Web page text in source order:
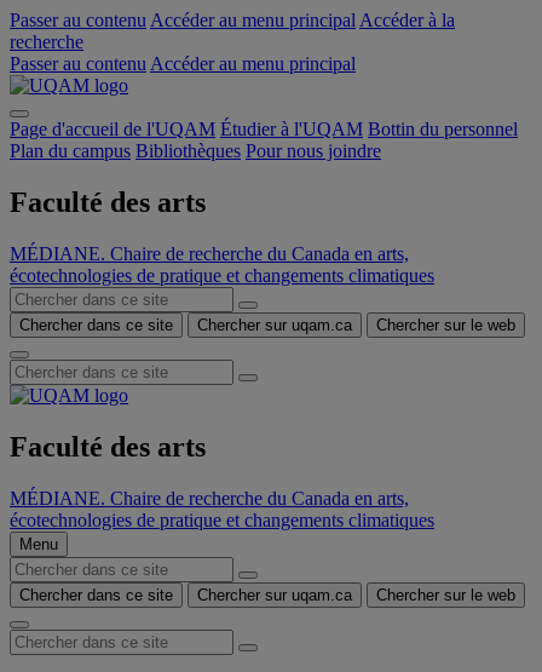
Passer au contenu Accéder au menu principal Accéder à la
recherche
Passer au contenu Accéder au menu principal
Page d'accueil de l'UQAM Étudier à l'UQAM Bottin du personnel
Plan du campus Bibliothèques Pour nous joindre
Faculté des arts
MÉDIANE. Chaire de recherche du Canada en arts,
écotechnologies de pratique et changements climatiques
Chercher dans ce site Chercher sur uqam.ca Chercher sur le web
Faculté des arts
MÉDIANE. Chaire de recherche du Canada en arts,
écotechnologies de pratique et changements climatiques
Menu
Chercher dans ce site Chercher sur uqam.ca Chercher sur le web